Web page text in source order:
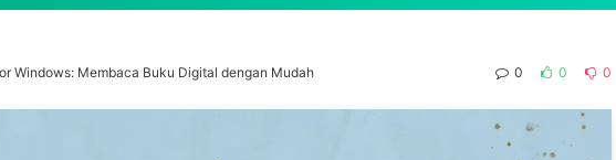
Windows: Membaca Buku Digital dengan Mudah 0 0 0